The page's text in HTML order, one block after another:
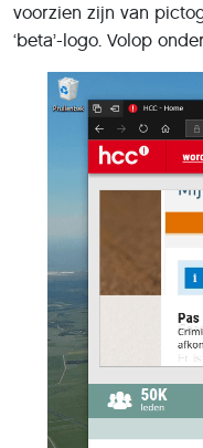
voorzien zijn van
‘beta’-logo. Volop